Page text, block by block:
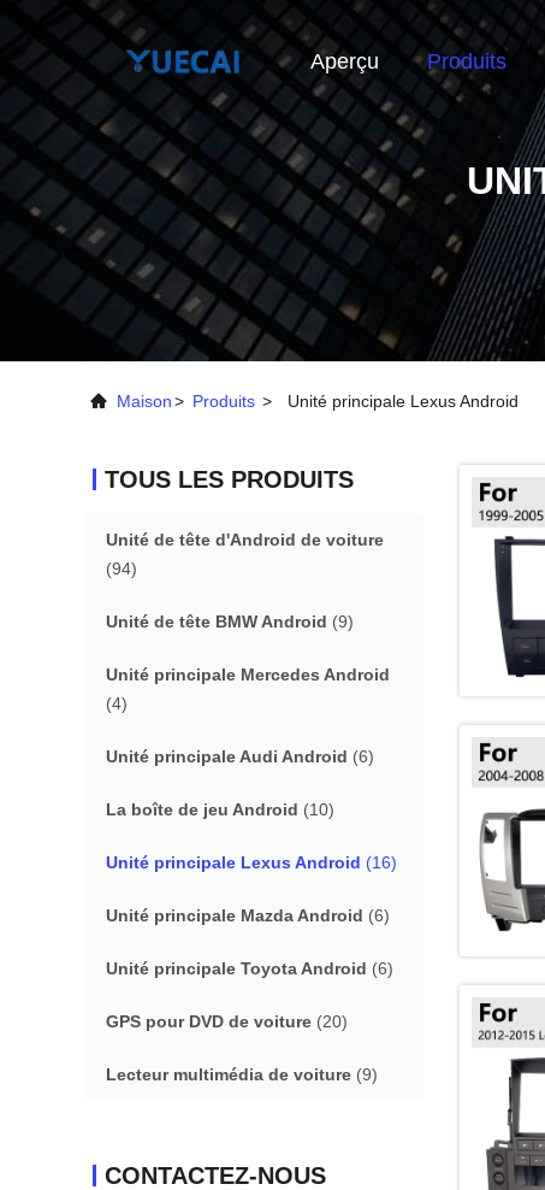
Aperçu Produits
Maison> Produits > Unité principale Lexus Android
TOUS LES PRODUITS
Unité de tête d'Android de voiture
(94)
Unité de tête BMW Android (9)
Unité principale Mercedes Android
(4)
Unité principale Audi Android (6)
La boîte de jeu Android (10)
Unité principale Lexus Android (16)
Unité principale Mazda Android (6)
Unité principale Toyota Android (6)
GPS pour DVD de voiture (20)
Lecteur multimédia de voiture (9)
CONTACTEZ-NOUS